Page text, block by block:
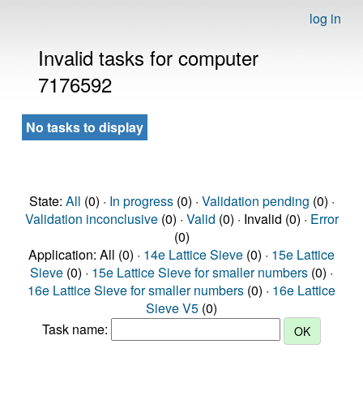
log in
Invalid tasks for computer
7176592
No tasks to display
State: All (0) · In progress(0) · Validation pending (0) ·
Validation inconclusive(0) · Valid (0) · Invalid (0) · Error
(0)
Application: All (0) · 14e Lattice Sieve (0) · 15e Lattice
Sieve (0) · 15e Lattice Sieve for smaller numbers (0) ·
16e Lattice Sieve for smaller numbers (0) · 16e Lattice
Sieve V5 (0)
Task name: